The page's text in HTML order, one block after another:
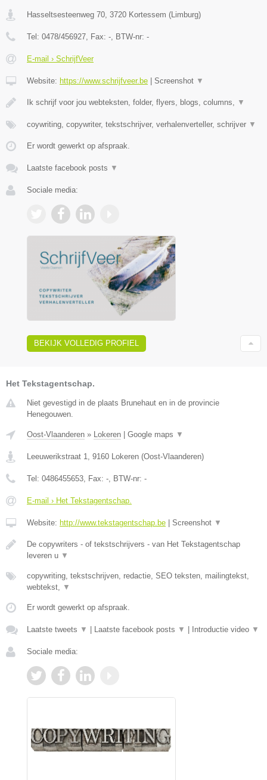
Hasseltsesteenweg 70, 3720 Kortessem (Limburg)
Tel: 0478/456927, Fax: -, BTW-nr: -
E-mail › SchrijfVeer
Website: https://www.schrijfveer.be Screenshot ▼
Ik schrijf voor jou webteksten, folder, flyers, blogs, columns, ▼
coywriting, copywriter, tekstschrijver, verhalenverteller, schrijver ▼
Er wordt gewerkt op afspraak.
Laatste facebook posts ▼
Sociale media:
BEKIJK VOLLEDIG PROFIEL
Het Tekstagentschap.
Niet gevestigd in de plaats Brunehaut en in de provincie
Henegouwen.
Oost-Vlaanderen » Lokeren Google maps ▼
Leeuwerikstraat 1 9160 Lokeren (Oost-Vlaanderen)
Tel: 0486455653 , Fax: - , BTW-nr: -
E-mail › Het Tekstagentschap.
Website: http://www.tekstagentschap.be Screenshot ▼
De copywriters - of tekstschrijvers - van Het Tekstagentschap
leveren u ▼
copywriting, tekstschrijven, redactie, SEO teksten, mailingtekst,
webtekst,
▼
Er wordt gewerkt op afspraak.
Laatste tweets ▼ Laatste facebook posts ▼ Introductie video ▼
Sociale media: